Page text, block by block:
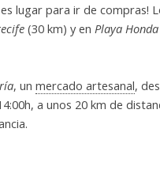
lugar para ir de compras!
(30 km) y en Playa Honda
, unmercado artesanal,
a unos 20 km de